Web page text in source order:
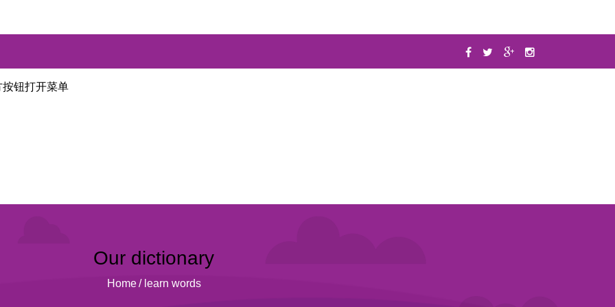
钮打开菜单
Our dictionary
Home / learn words